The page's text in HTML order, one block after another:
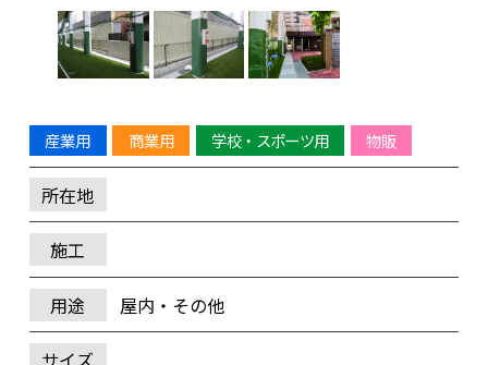
産業用 商業用 学校・スポーツ用 物販
所在地
施工
用途 屋内・その他